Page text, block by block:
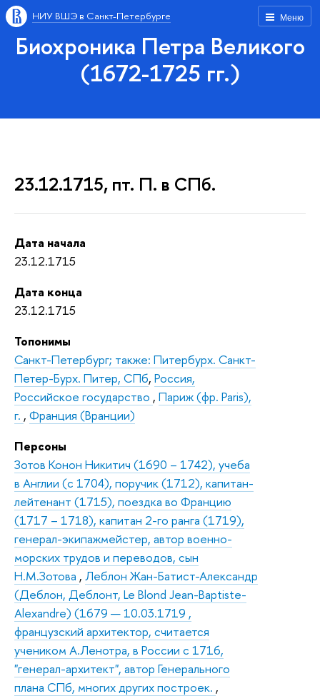
Меню
НИУ ВШЭ в Санкт-Петербурге
Биохроника Петра Великого
(1672-1725 гг.)
23.12.1715, пт. П. в СПб.
Дата начала
23.12.1715
Дата конца
23.12.1715
Топонимы
Санкт-Петербург; также: Питербурх. Санкт-
Петер-Бурх. Питер, СПб, Россия,
Российское государство , Париж (фр. Paris),
г. , Франция (Вранции)
Персоны
Зотов Конон Никитич (1690 – 1742), учеба
в Англии (с 1704), поручик (1712), капитан-
лейтенант (1715), поездка во Францию
(1717 – 1718), капитан 2-го ранга (1719),
генерал-экипажмейстер, автор военно-
морских трудов и переводов, сын
Н.М.Зотова , Леблон Жан-Батист-Александр
(Деблон, Деблонт, Le Blond Jean-Baptiste-
Alexandre) (1679 — 10.03.1719 ,
французский архитектор, считается
учеником А.Ленотра, в России с 1716,
"генерал-архитект", автор Генерального
плана СПб, многих других построек. ,